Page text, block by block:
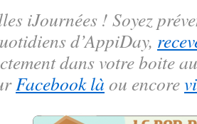
iJournées ! Soyez
d’AppiDay,
dans votre boite
Facebook là ou encore